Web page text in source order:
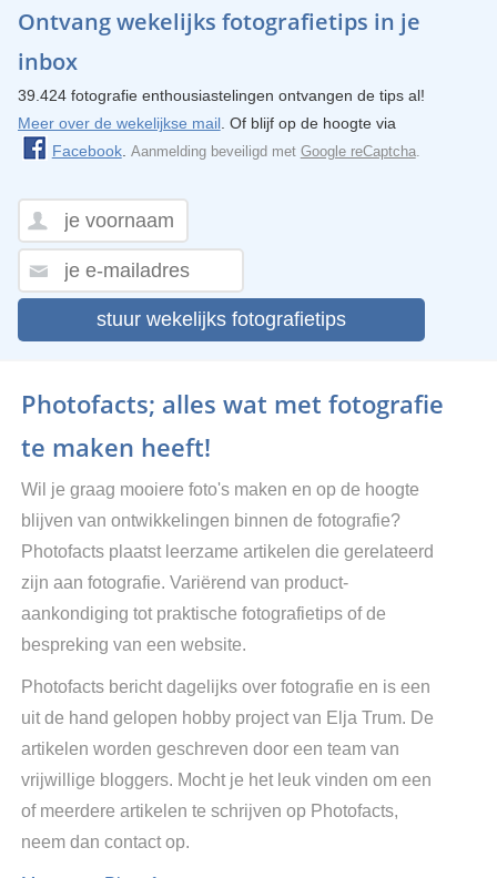
Ontvang wekelijks fotografietips in je
inbox
39.424 fotografie enthousiastelingen ontvangen de tips al!
Meer over de wekelijkse mail. Of blijf op de hoogte via
Facebook. Aanmelding beveiligd met Google reCaptcha.
stuur wekelijks fotografietips
Photofacts; alles wat met fotografie
te maken heeft!
Wil je graag mooiere foto's maken en op de hoogte
blijven van ontwikkelingen binnen de fotografie?
Photofacts plaatst leerzame artikelen die gerelateerd
zijn aan fotografie. Variërend van product-
aankondiging tot praktische fotografietips of de
bespreking van een website.
Photofacts bericht dagelijks over fotografie en is een
uit de hand gelopen hobby project van Elja Trum. De
artikelen worden geschreven door een team van
vrijwillige bloggers. Mocht je het leuk vinden om een
of meerdere artikelen te schrijven op Photofacts,
neem dan contact op.